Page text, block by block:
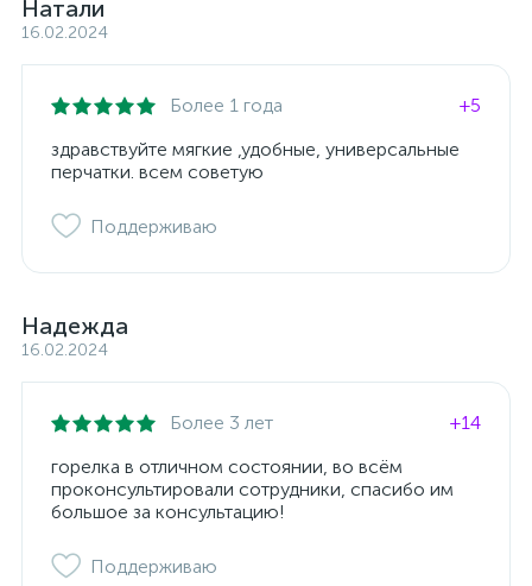
Натали
16.02.2024
Более 1 года
+5
здравствуйте мягкие ,удобные, универсальные
перчатки. всем советую
Поддерживаю
Надежда
16.02.2024
Более 3 лет
+14
горелка в отличном состоянии, во всём
проконсультировали сотрудники, спасибо им
большое за консультацию!
Поддерживаю